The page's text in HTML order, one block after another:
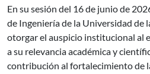
En su sesión del 16 de junio de
de Ingeniería de la Universidad de
otorgar el auspicio institucional al
a su relevancia académica y
contribución al fortalecimiento de